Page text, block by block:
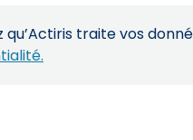
traite vos